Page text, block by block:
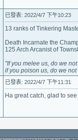
已發表: 2022/4/7 下午10:23
13 ranks of Tinkering
Death Incarnate the
125 Arch Arcanist of
"If you melee us, do we not
if you poison us, do we not
已發表: 2022/4/7 下午11:31
Ha great catch, glad to